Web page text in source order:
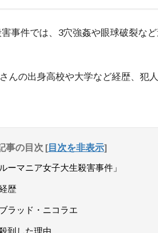
事件では、3穴強姦や眼球破裂な
んの出身高校や大学など経歴、犯
事の目次 [目次を非表示]
ーマニア女子大生殺害事件」
歴
ラッド・ニコラエ
到した理由